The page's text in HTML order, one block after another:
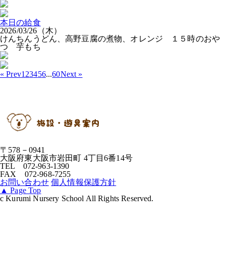
本日の給食
2026/03/26（木）
けんちんうどん、高野豆腐の煮物、オレンジ １５時のおや
つ 芋もち
« Prev1 23456...60Next »
〒578－0941
大阪府東大阪市岩田町 4丁目6番14号
TEL 072-963-1390
FAX 072-968-7255
お問い合わせ 個人情報保護方針
▲Page Top
c Kurumi Nursery School All Rights Reserved.